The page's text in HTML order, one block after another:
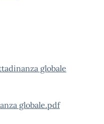
globale
globale.pdf